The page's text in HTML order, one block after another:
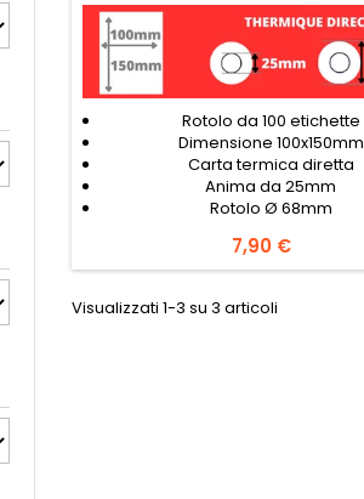
Rotolo da 100 etichette
Dimensione 100x150mm
Carta termica diretta
Anima da 25mm
Rotolo Ø 68mm
Prezzo
7,90 €
Visualizzati 1-3 su 3 articoli